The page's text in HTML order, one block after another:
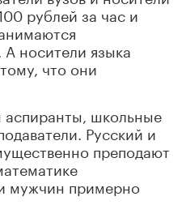
рублей за час и
А носители языка
что они
аспиранты, школьные
Русский и
преподают
мужчин примерно